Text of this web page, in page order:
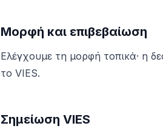
Μορφή και επιβεβαίωση
Ελέγχουμε τη μορφή τοπικά· η
το VIES.
Σημείωση VIES